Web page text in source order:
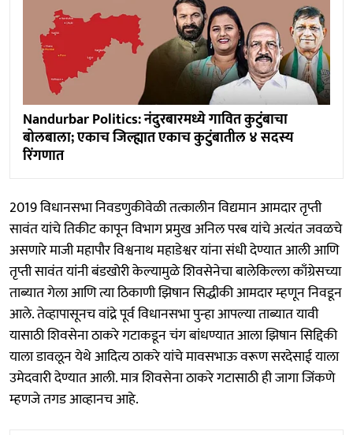
Nandurbar Politics: नंदुरबारमध्ये गावित कुटुंबाचा
बोलबाला; एकाच जिल्ह्यात एकाच कुटुंबातील ४ सदस्य
रिंगणात
2019 विधानसभा निवडणुकीवेळी तत्कालीन विद्यमान आमदार तृप्ती
सावंत यांचे तिकीट कापून विभाग प्रमुख अनिल परब यांचे अत्यंत जवळचे
असणारे माजी महापौर विश्वनाथ महाडेश्वर यांना संधी देण्यात आली आणि
तृप्ती सावंत यांनी बंडखोरी केल्यामुळे शिवसेनेचा बालेकिल्ला काँग्रेसच्या
ताब्यात गेला आणि त्या ठिकाणी झिषान सिद्धीकी आमदार म्हणून निवडून
आले. तेव्हापासूनच वांद्रे पूर्व विधानसभा पुन्हा आपल्या ताब्यात यावी
यासाठी शिवसेना ठाकरे गटाकडून चंग बांधण्यात आला झिषान सिद्दिकी
याला डावलून येथे आदित्य ठाकरे यांचे मावसभाऊ वरूण सरदेसाई याला
उमेदवारी देण्यात आली. मात्र शिवसेना ठाकरे गटासाठी ही जागा जिंकणे
म्हणजे तगड आव्हानच आहे.